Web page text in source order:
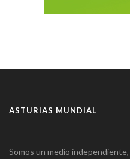
ASTURIAS MUNDIAL
Somos un medio